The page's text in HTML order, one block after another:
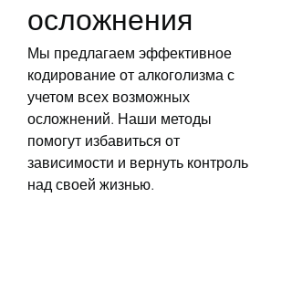
осложнения
Мы предлагаем эффективное
кодирование от алкоголизма с
учетом всех возможных
осложнений. Наши методы
помогут избавиться от
зависимости и вернуть контроль
над своей жизнью.